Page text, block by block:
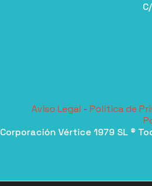
Aviso Legal - Política de
Corporación Vértice 1979 SL ®